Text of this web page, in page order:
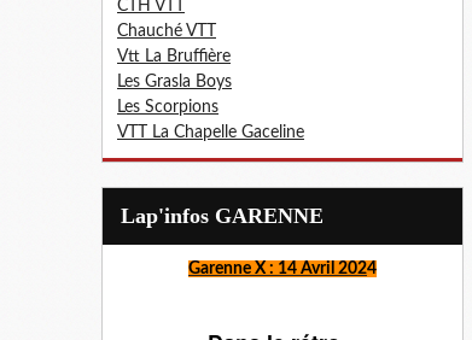
CTH VTT
Chauché VTT
Vtt La Bruffière
Les Grasla Boys
Les Scorpions
VTT La Chapelle Gaceline
Lap'infos GARENNE
Garenne X : 14 Avril 2024